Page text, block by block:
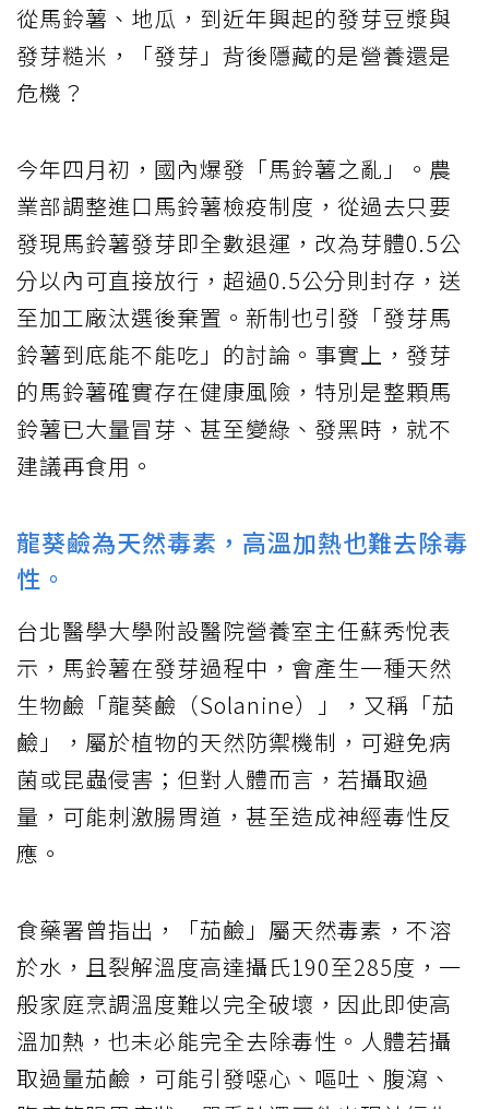
從馬鈴薯、地瓜，到近年興起的發芽豆漿與
發芽糙米，「發芽」背後隱藏的是營養還是
危機？
今年四月初，國內爆發「馬鈴薯之亂」。農
業部調整進口馬鈴薯檢疫制度，從過去只要
發現馬鈴薯發芽即全數退運，改為芽體0.5公
分以內可直接放行，超過0.5公分則封存，送
至加工廠汰選後棄置。新制也引發「發芽馬
鈴薯到底能不能吃」的討論。事實上，發芽
的馬鈴薯確實存在健康風險，特別是整顆馬
鈴薯已大量冒芽、甚至變綠、發黑時，就不
建議再食用。
龍葵鹼為天然毒素，高溫加熱也難去除毒
性。
台北醫學大學附設醫院營養室主任蘇秀悅表
示，馬鈴薯在發芽過程中，會產生一種天然
生物鹼「龍葵鹼（Solanine）」，又稱「茄
鹼」，屬於植物的天然防禦機制，可避免病
菌或昆蟲侵害；但對人體而言，若攝取過
量，可能刺激腸胃道，甚至造成神經毒性反
應。
食藥署曾指出，「茄鹼」屬天然毒素，不溶
於水，且裂解溫度高達攝氏190至285度，一
般家庭烹調溫度難以完全破壞，因此即使高
溫加熱，也未必能完全去除毒性。人體若攝
取過量茄鹼，可能引發噁心、嘔吐、腹瀉、